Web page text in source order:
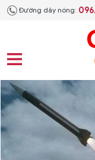
Đường dây nóng: